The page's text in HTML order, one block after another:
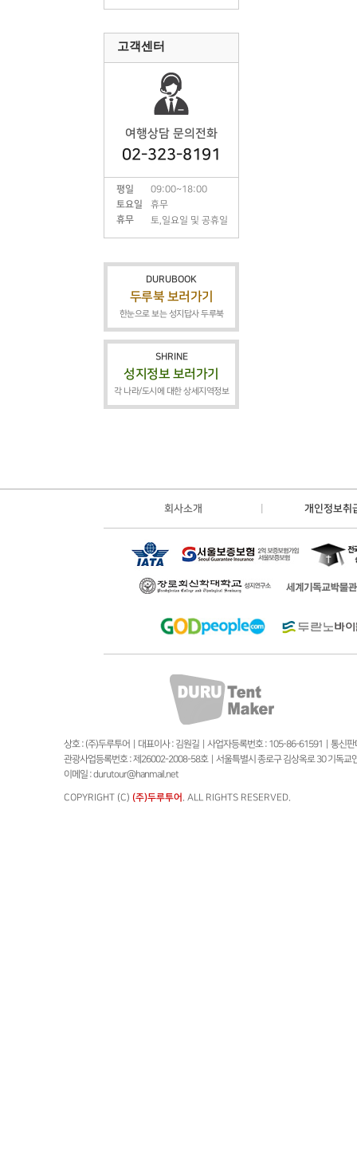
고객센터
여행상담 문의전화
02-323-8191
평일
09:00~18:00
토요일
휴무
휴무
토,일요일 및 공휴일
DURUBOOK
두루북 보러가기
한눈으로 보는 성지답사 두루북
SHRINE
성지정보 보러가기
각 나라/도시에 대한 상세지역정보
회사소개 개인정보취
상호 : (주)두루투어 | 대표이사 : 김원길 | 사업자등록번호 : 105-86-61591 | 통신
관광사업등록번호 : 제26002-2008-58호 | 서울특별시 종로구 김상옥로 30 기독
이메일 : durutour@hanmail.net
COPYRIGHT (C) (주)두루투어 . ALL RIGHTS RESERVED.